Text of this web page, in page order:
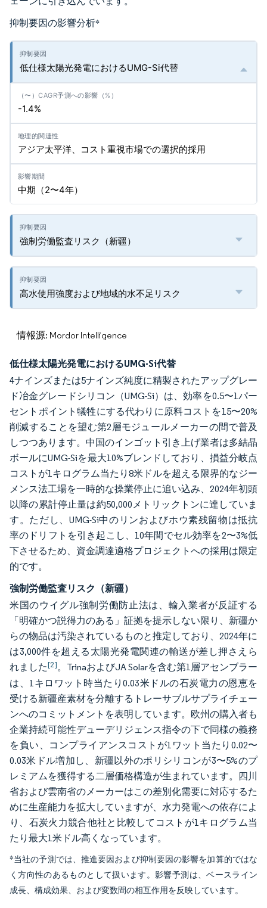
抑制要因の影響分析*
低仕様太陽光発電におけるUMG-Si代替
-1.4%
アジア太平洋、コスト重視市場での選択的採用
中期（2〜4年）
強制労働監査リスク（新疆）
高水使用強度および地域的水不足リスク
情報源: Mordor Intelligence
低仕様太陽光発電におけるUMG-Si代替
4ナインズまたは5ナインズ純度に精製されたアップグレー
ド冶金グレードシリコン（UMG-Si）は、効率を0.5〜1パー
セントポイント犠牲にする代わりに原料コストを15〜20%
削減することを望む第2層モジュールメーカーの間で普及
しつつあります。中国のインゴット引き上げ業者は多結晶
ボールにUMG-Siを最大10%ブレンドしており、損益分岐点
コストが1キログラム当たり8米ドルを超える限界的なジー
メンス法工場を一時的な操業停止に追い込み、2024年初頭
以降の累計停止量は約50,000メトリックトンに達していま
す。ただし、UMG-Si中のリンおよびホウ素残留物は抵抗
率のドリフトを引き起こし、10年間でセル効率を2〜3%低
下させるため、資金調達適格プロジェクトへの採用は限定
的です。
強制労働監査リスク（新疆）
米国のウイグル強制労働防止法は、輸入業者が反証する
「明確かつ説得力のある」証拠を提示しない限り、新疆か
らの物品は汚染されているものと推定しており、2024年に
は3,000件を超える太陽光発電関連の輸送が差し押さえら
れました[2]。TrinaおよびJA Solarを含む第1層アセンブラー
は、1キロワット時当たり0.03米ドルの石炭電力の恩恵を
受ける新疆産素材を分離するトレーサブルサプライチェー
ンへのコミットメントを表明しています。欧州の購入者も
企業持続可能性デューデリジェンス指令の下で同様の義務
を負い、コンプライアンスコストが1ワット当たり0.02〜
0.03米ドル増加し、新疆以外のポリシリコンが3〜5%のプ
レミアムを獲得する二層価格構造が生まれています。四川
省および雲南省のメーカーはこの差別化需要に対応するた
めに生産能力を拡大していますが、水力発電への依存によ
り、石炭火力競合他社と比較してコストが1キログラム当
たり最大1米ドル高くなっています。
*当社の予測では、推進要因および抑制要因の影響を加算的ではな
く方向性のあるものとして扱います。影響予測は、ベースライン
成長、構成効果、および変数間の相互作用を反映しています。